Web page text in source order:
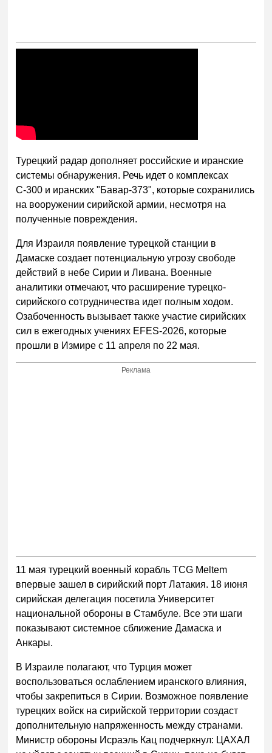
Турецкий радар дополняет российские и иранские
системы обнаружения. Речь идет о комплексах
С-300 и иранских "Бавар-373", которые сохранились
на вооружении сирийской армии, несмотря на
полученные повреждения.
Для Израиля появление турецкой станции в
Дамаске создает потенциальную угрозу свободе
действий в небе Сирии и Ливана. Военные
аналитики отмечают, что расширение турецко-
сирийского сотрудничества идет полным ходом.
Озабоченность вызывает также участие сирийских
сил в ежегодных учениях EFES-2026, которые
прошли в Измире с 11 апреля по 22 мая.
Реклама
11 мая турецкий военный корабль TCG Meltem
впервые зашел в сирийский порт Латакия. 18 июня
сирийская делегация посетила Университет
национальной обороны в Стамбуле. Все эти шаги
показывают системное сближение Дамаска и
Анкары.
В Израиле полагают, что Турция может
воспользоваться ослаблением иранского влияния,
чтобы закрепиться в Сирии. Возможное появление
турецких войск на сирийской территории создаст
дополнительную напряженность между странами.
Министр обороны Исраэль Кац подчеркнул: ЦАХАЛ